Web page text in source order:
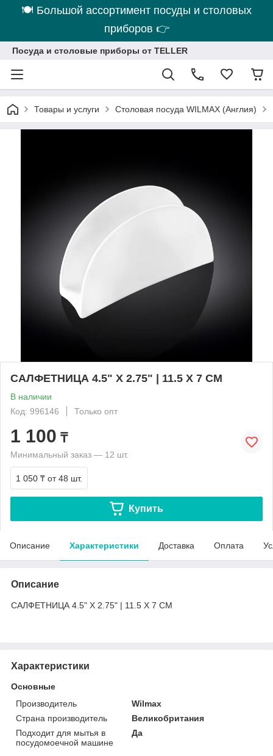
🍽 Большой ассортимент посуды и столовых
приборов 👉
Посуда и столовые приборы от TELLER
Товары и услуги Столовая посуда WILMAX (Англия)
САЛФЕТНИЦА 4.5" X 2.75" | 11.5 X 7 CM
В наличии
Код: 996146
Только опт
1 100 ₸
Минимальный заказ — 12 шт.
1 050 ₸ от 48 шт.
Купить
Описание Характеристики Доставка Оплата
Описание
САЛФЕТНИЦА 4.5" X 2.75" | 11.5 X 7 CM
Характеристики
Основные
Производитель
Wilmax
Страна производитель
Великобритания
Подходит для мытья в
посудомоечной машине
Да